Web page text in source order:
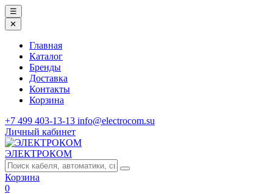
☰
✕
Главная
Каталог
Бренды
Доставка
Контакты
Корзина
+7 499 403-13-13 info@electrocom.su
Личный кабинет
ЭЛЕКТРОКОМ
Корзина
0